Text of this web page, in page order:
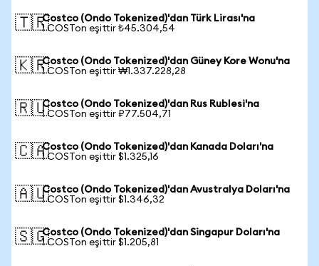
🇹🇷Costco (Ondo Tokenized)'dan Türk Lirası'na
1 COSTon eşittir ₺45.304,54
🇰🇷Costco (Ondo Tokenized)'dan Güney Kore Wonu'na
1 COSTon eşittir ₩1.337.228,28
🇷🇺Costco (Ondo Tokenized)'dan Rus Rublesi'na
1 COSTon eşittir ₽77.504,71
🇨🇦Costco (Ondo Tokenized)'dan Kanada Doları'na
1 COSTon eşittir $1.325,16
🇦🇺Costco (Ondo Tokenized)'dan Avustralya Doları'na
1 COSTon eşittir $1.346,32
🇸🇬Costco (Ondo Tokenized)'dan Singapur Doları'na
1 COSTon eşittir $1.205,81